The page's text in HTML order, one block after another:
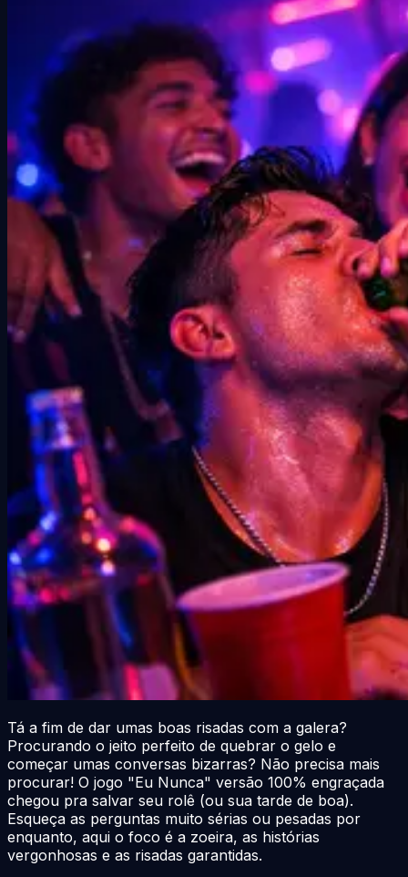
Tá a fim de dar umas boas risadas com a galera?
Procurando o jeito perfeito de quebrar o gelo e
começar umas conversas bizarras? Não precisa mais
procurar! O jogo "Eu Nunca" versão 100% engraçada
chegou pra salvar seu rolê (ou sua tarde de boa).
Esqueça as perguntas muito sérias ou pesadas por
enquanto, aqui o foco é a zoeira, as histórias
vergonhosas e as risadas garantidas.